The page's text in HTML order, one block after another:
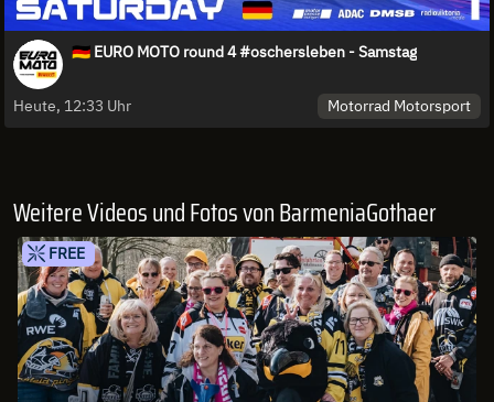
🇩🇪 EURO MOTO round 4 #oschersleben - Samstag
Heute, 12:33 Uhr Motorrad Motorsport
Weitere Videos und Fotos von BarmeniaGothaer
FREE